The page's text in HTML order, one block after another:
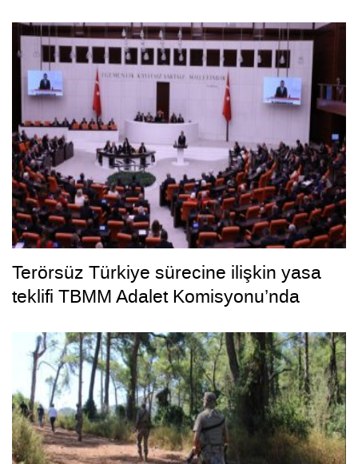
Terörsüz Türkiye sürecine ilişkin yasa
teklifi TBMM Adalet Komisyonu’nda